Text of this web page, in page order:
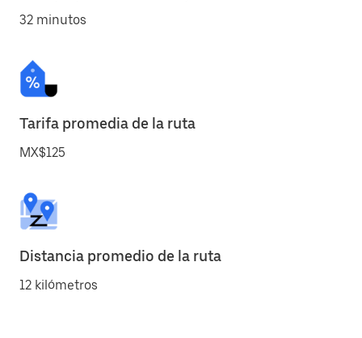
32 minutos
Tarifa promedia de la ruta
MX$125
Distancia promedio de la ruta
12 kilómetros